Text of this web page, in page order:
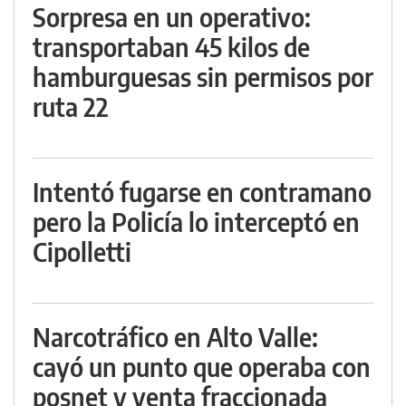
Sorpresa en un operativo:
transportaban 45 kilos de
hamburguesas sin permisos por
ruta 22
Intentó fugarse en contramano
pero la Policía lo interceptó en
Cipolletti
Narcotráfico en Alto Valle:
cayó un punto que operaba con
posnet y venta fraccionada